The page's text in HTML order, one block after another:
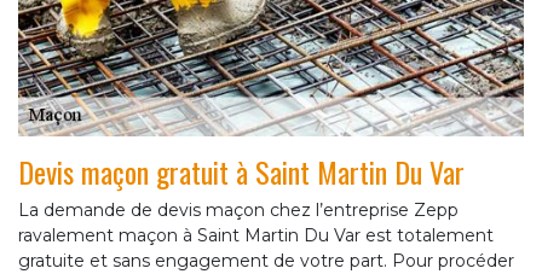
Devis maçon gratuit à Saint Martin Du Var
La demande de devis maçon chez l’entreprise Zepp
ravalement maçon à Saint Martin Du Var est totalement
gratuite et sans engagement de votre part. Pour procéder